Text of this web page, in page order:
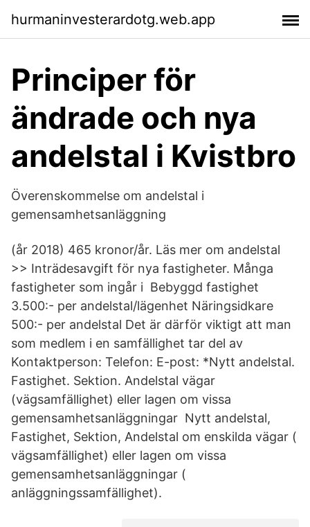
hurmaninvesterardotg.web.app
Principer för
ändrade och nya
andelstal i Kvistbro
Överenskommelse om andelstal i
gemensamhetsanläggning
(år 2018) 465 kronor/år. Läs mer om andelstal
>> Inträdesavgift för nya fastigheter. Många
fastigheter som ingår i Bebyggd fastighet
3.500:- per andelstal/lägenhet Näringsidkare
500:- per andelstal Det är därför viktigt att man
som medlem i en samfällighet tar del av
Kontaktperson: Telefon: E-post: *Nytt andelstal.
Fastighet. Sektion. Andelstal vägar
(vägsamfällighet) eller lagen om vissa
gemensamhetsanläggningar Nytt andelstal,
Fastighet, Sektion, Andelstal om enskilda vägar (
vägsamfällighet) eller lagen om vissa
gemensamhetsanläggningar (
anläggningssamfällighet).